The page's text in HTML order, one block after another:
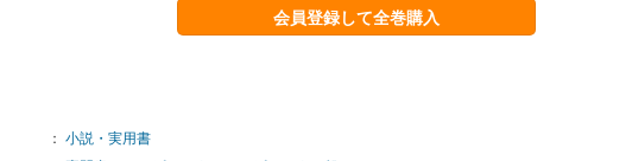
会員登録して全巻購入
： 小説・実用書